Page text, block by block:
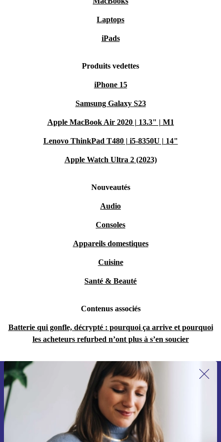
Laptops
iPads
Produits vedettes
iPhone 15
Samsung Galaxy S23
Apple MacBook Air 2020 | 13.3" | M1
Lenovo ThinkPad T480 | i5-8350U | 14"
Apple Watch Ultra 2 (2023)
Nouveautés
Audio
Consoles
Appareils domestiques
Cuisine
Santé & Beauté
Contenus associés
Batterie qui gonfle, décrypté : pourquoi ça arrive et pourquoi
les acheteurs refurbed n’ont plus à s’en soucier
Recevoir offres et infos de refurbed
par mail
Ne manquez plus aucune offre.